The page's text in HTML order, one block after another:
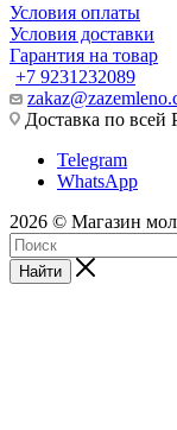
Условия оплаты
Условия доставки
Гарантия на товар
+7 9231232089
Доставка по всей
Telegram
WhatsApp
2026 © Магазин
Найти